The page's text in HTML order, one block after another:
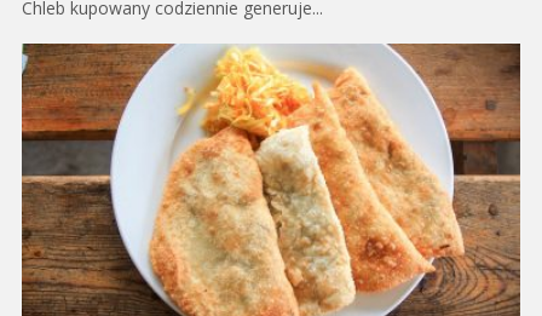
Chleb kupowany codziennie generuje...